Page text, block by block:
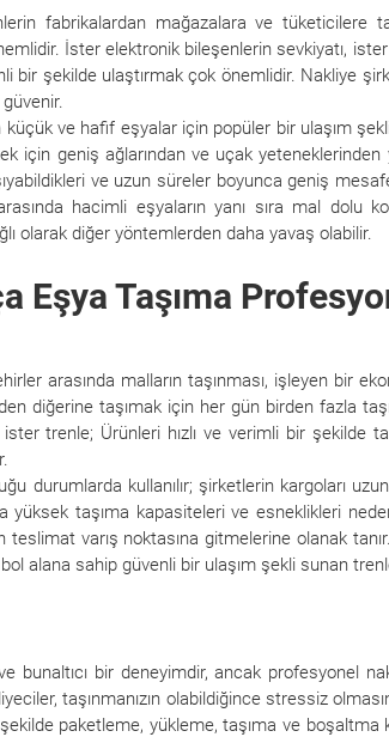
fabrikalardan mağazalara ve tüketicilere
İster elektronik bileşenlerin sevkiyatı,
bir şekilde ulaştırmak çok önemlidir. Nakliye
ve hafif eşyalar için popüler bir ulaşım
için geniş ağlarından ve uçak yeteneklerinden
ve uzun süreler boyunca geniş
hacimli eşyaların yanı sıra mal dolu
olarak diğer yöntemlerden daha yavaş olabilir.
Eşya Taşıma
arasında malların taşınması, işleyen bir
diğerine taşımak için her gün birden fazla
trenle; Ürünleri hızlı ve verimli bir şekilde
durumlarda kullanılır; şirketlerin kargoları
yüksek taşıma kapasiteleri ve esneklikleri
teslimat varış noktasına gitmelerine olanak
alana sahip güvenli bir ulaşım şekli sunan
bunaltıcı bir deneyimdir, ancak profesyonel
taşınmanızın olabildiğince stressiz
paketleme, yükleme, taşıma ve boşaltma